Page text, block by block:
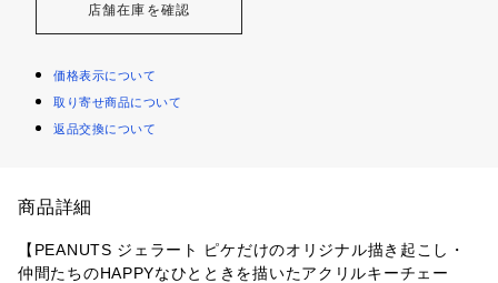
店舗在庫を確認
価格表示について
取り寄せ商品について
返品交換について
商品詳細
【PEANUTS ジェラート ピケだけのオリジナル描き起こし・
仲間たちのHAPPYなひとときを描いたアクリルキーチェー